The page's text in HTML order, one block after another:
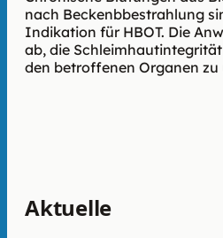
nach Beckenbbestrahlung
Indikation für HBOT. Die
ab, die
den betroffenen Organen zu
Aktuelle